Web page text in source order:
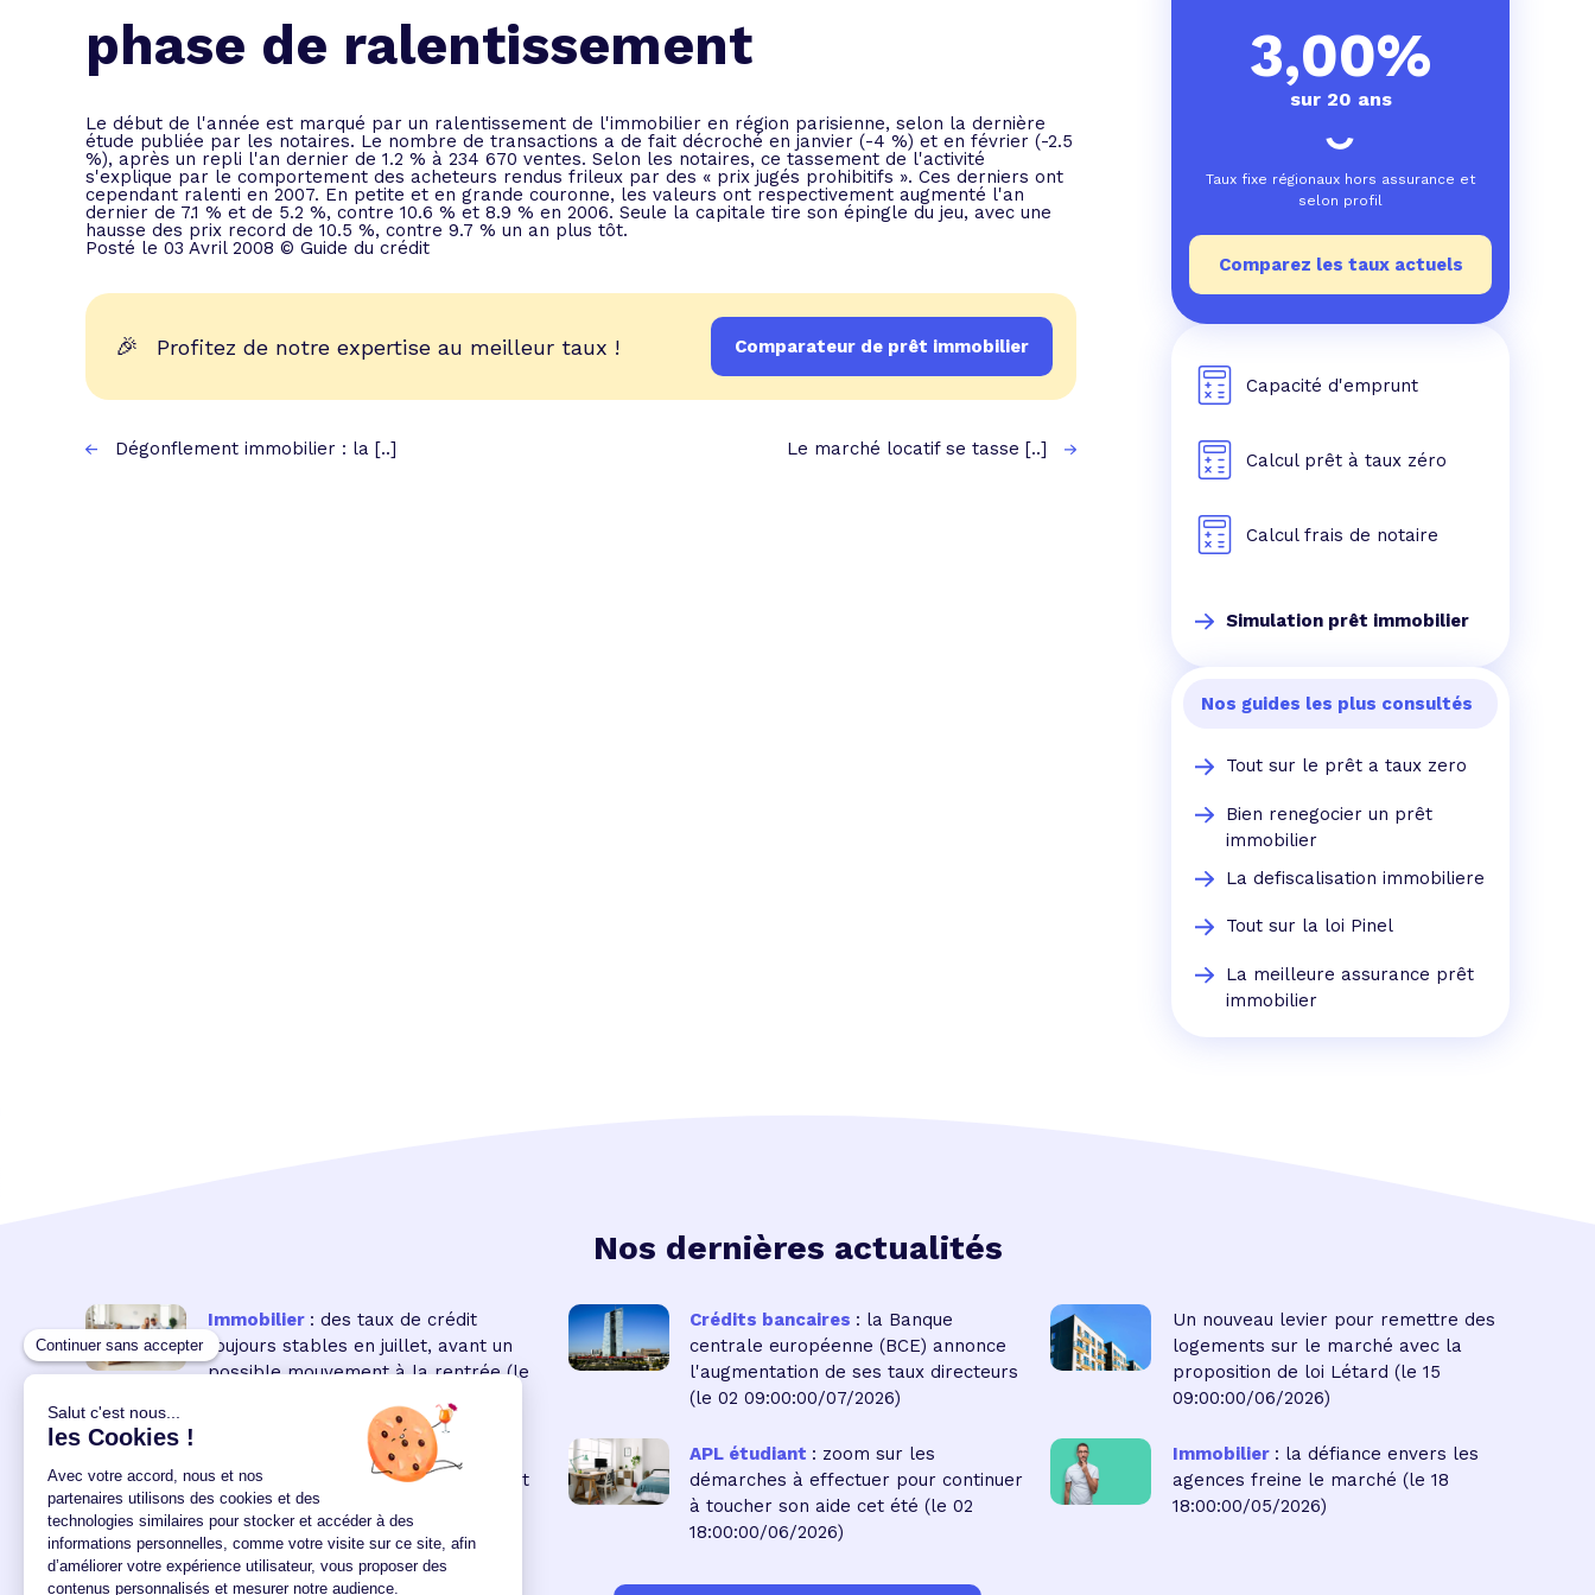
Tous les outils prêt immobilier
Profitez de notre expertise au meilleur taux !
Trouvez votre prêt conso au meilleur taux !
Bénéficiez de notre expertise en regroupement de crédits
phase de ralentissement
Le début de l'année est marqué par un ralentissement de l'immobilier en région parisienne, selon la dernière
étude publiée par les notaires. Le nombre de transactions a de fait décroché en janvier (-4 %) et en février (-2.5
%), après un repli l'an dernier de 1.2 % à 234 670 ventes. Selon les notaires, ce tassement de l'activité
s'explique par le comportement des acheteurs rendus frileux par des « prix jugés prohibitifs ». Ces derniers ont
cependant ralenti en 2007. En petite et en grande couronne, les valeurs ont respectivement augmenté l'an
dernier de 7.1 % et de 5.2 %, contre 10.6 % et 8.9 % en 2006. Seule la capitale tire son épingle du jeu, avec une
hausse des prix record de 10.5 %, contre 9.7 % un an plus tôt.
Posté le 03 Avril 2008 © Guide du crédit
🎉 Profitez de notre expertise au meilleur taux ! Comparateur de prêt immobilier
Dégonflement immobilier : la [..] Le marché locatif se tasse [..]
3,00%
sur 20 ans
Taux fixe régionaux hors assurance et
selon profil
Comparez les taux actuels
Capacité d'emprunt
Calcul prêt à taux zéro
Calcul frais de notaire
Simulation prêt immobilier
Nos guides les plus consultés
Tout sur le prêt a taux zero
Bien renegocier un prêt
immobilier
La defiscalisation immobiliere
Tout sur la loi Pinel
La meilleure assurance prêt
immobilier
Nos dernières actualités
Immobilier : des taux de crédit
toujours stables en juillet, avant un
possible mouvement à la rentrée (le
Crédits bancaires : la Banque
centrale européenne (BCE) annonce
l'augmentation de ses taux directeurs
(le 02 09:00:00/07/2026)
Un nouveau levier pour remettre des
logements sur le marché avec la
proposition de loi Létard (le 15
09:00:00/06/2026)
: la remontée des
taux réduit encore le pouvoir d'achat
des acquéreurs
12:00:00/06/2026)
APL étudiant : zoom sur les
démarches à effectuer pour continuer
à toucher son aide cet été (le 02
18:00:00/06/2026)
Immobilier : la défiance envers les
agences freine le marché (le 18
18:00:00/05/2026)